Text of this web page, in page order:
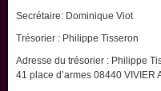
Secrétaire: Dominique Viot
Trésorier : Philippe Tisseron
Adresse du trésorier : Philippe
41 place d’armes 08440 VIVIER